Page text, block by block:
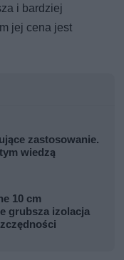
i bardziej
jej cena jest
zastosowanie.
wiedzą
10 cm
grubsza izolacja